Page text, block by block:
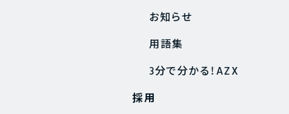
お知らせ
用語集
3分で分かる！AZX
採用